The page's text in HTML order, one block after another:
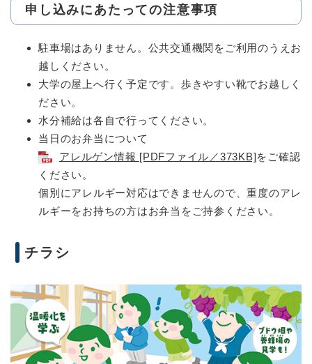
申し込みにあたっての注意事項
駐車場はありません。公共交通機関をご利用のうえお
越しください。
大学の屋上へ行く予定です。歩きやすい靴でお越しく
ださい。
水分補給は各自で行ってください。
当日のお弁当について
アレルゲン情報 [PDFファイル／373KB]をご確認
ください。
個別にアレルギー対応はできませんので、重度のアレ
ルギーをお持ちの方はお弁当をご持参ください。
チラシ